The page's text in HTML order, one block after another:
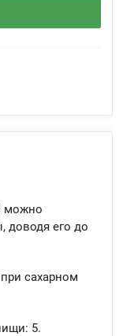
можно
доводя его до
сахарном
5.